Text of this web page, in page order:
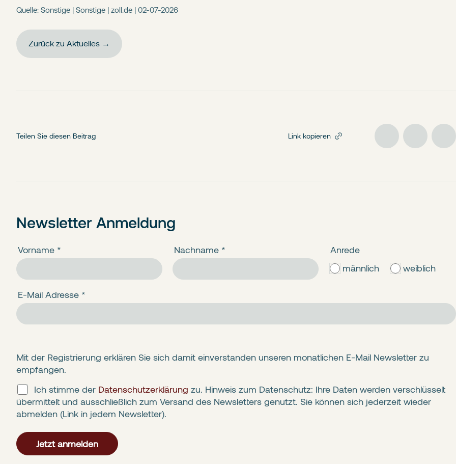
Quelle: Sonstige | Sonstige | zoll.de | 02-07-2026
Zurück zu Aktuelles →
Teilen Sie diesen Beitrag Link kopieren
Newsletter Anmeldung